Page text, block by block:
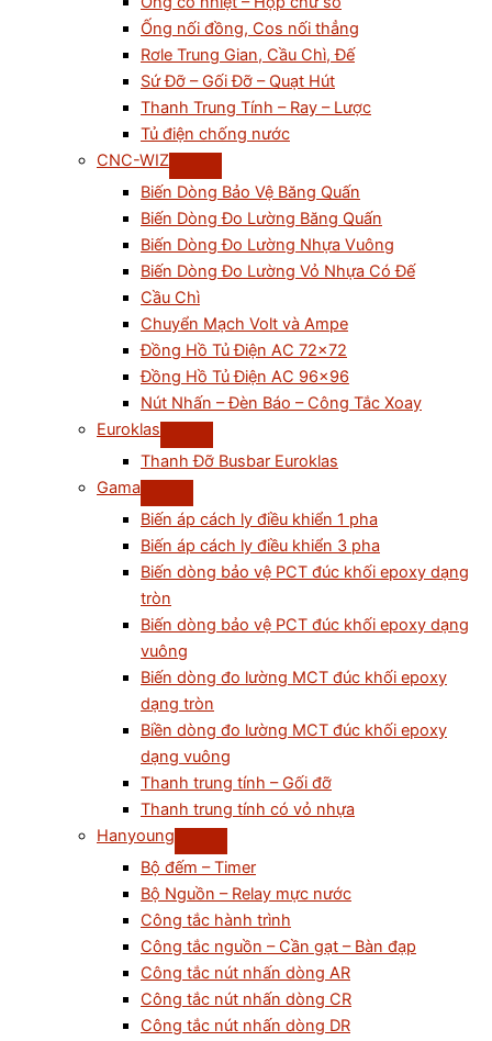
Ống nối đồng, Cos nối thẳng
Rơle Trung Gian, Cầu Chì, Đế
Sứ Đỡ – Gối Đỡ – Quạt Hút
Thanh Trung Tính – Ray – Lược
Tủ điện chống nước
CNC-WIZ
Biến Dòng Bảo Vệ Băng Quấn
Biến Dòng Đo Lường Băng Quấn
Biến Dòng Đo Lường Nhựa Vuông
Biến Dòng Đo Lường Vỏ Nhựa Có Đế
Cầu Chì
Chuyển Mạch Volt và Ampe
Đồng Hồ Tủ Điện AC 72×72
Đồng Hồ Tủ Điện AC 96×96
Nút Nhấn – Đèn Báo – Công Tắc Xoay
Euroklas
Thanh Đỡ Busbar Euroklas
Gama
Biến áp cách ly điều khiển 1 pha
Biến áp cách ly điều khiển 3 pha
Biến dòng bảo vệ PCT đúc khối epoxy dạng
tròn
Biến dòng bảo vệ PCT đúc khối epoxy dạng
vuông
Biến dòng đo lường MCT đúc khối epoxy
dạng tròn
Biền dòng đo lường MCT đúc khối epoxy
dạng vuông
Thanh trung tính – Gối đỡ
Thanh trung tính có vỏ nhựa
Hanyoung
Bộ đếm – Timer
Bộ Nguồn – Relay mực nước
Công tắc hành trình
Công tắc nguồn – Cần gạt – Bàn đạp
Công tắc nút nhấn dòng AR
Công tắc nút nhấn dòng CR
Công tắc nút nhấn dòng DR